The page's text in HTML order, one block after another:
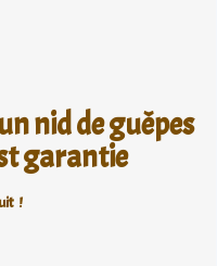
nid de guêpes
garantie
!